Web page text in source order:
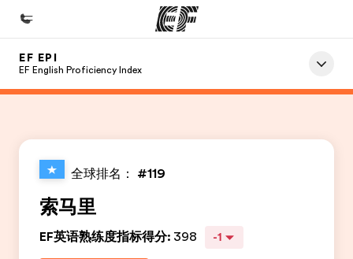
首页
查找您附近的办公室
关于我们
EF EPI
EF English Proficiency Index
全球排名： #119
索马里
EF英语熟练度指标得分: 398 -1